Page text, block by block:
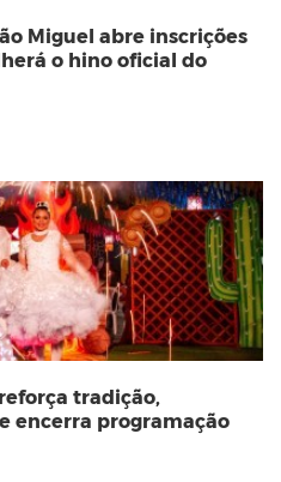
Miguel abre inscrições
o hino oficial do
tradição,
encerra programação